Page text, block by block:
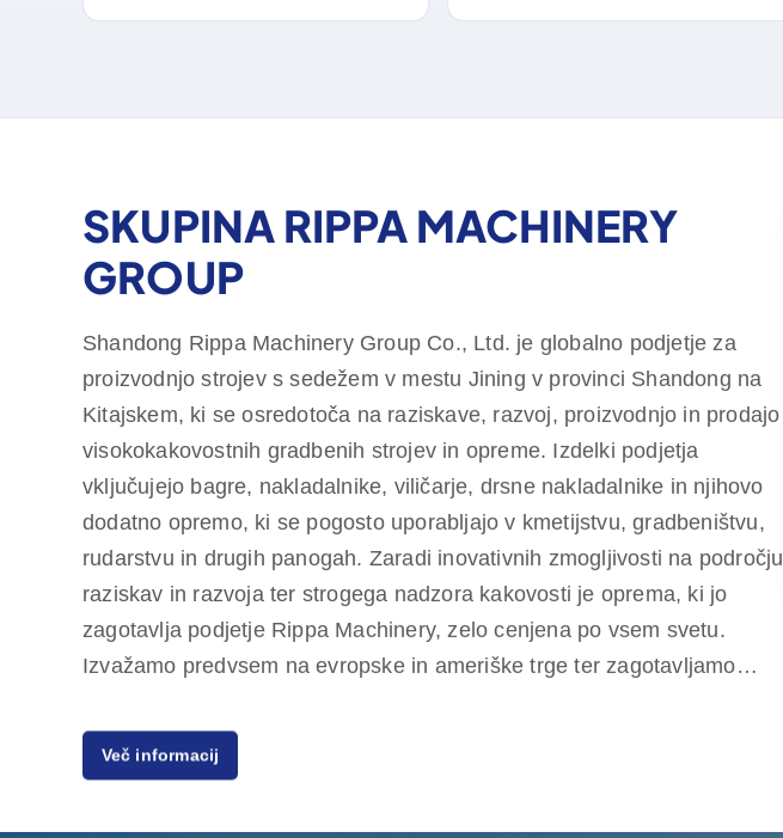
SKUPINA RIPPA MACHINERY
GROUP
Shandong Rippa Machinery Group Co., Ltd. je globalno podjetje za
proizvodnjo strojev s sedežem v mestu Jining v provinci Shandong na
Kitajskem, ki se osredotoča na raziskave, razvoj, proizvodnjo in prodajo
visokokakovostnih gradbenih strojev in opreme. Izdelki podjetja
vključujejo bagre, nakladalnike, viličarje, drsne nakladalnike in njihovo
dodatno opremo, ki se pogosto uporabljajo v kmetijstvu, gradbeništvu,
rudarstvu in drugih panogah. Zaradi inovativnih zmogljivosti na področju
raziskav in razvoja ter strogega nadzora kakovosti je oprema, ki jo
zagotavlja podjetje Rippa Machinery, zelo cenjena po vsem svetu.
Izvažamo predvsem na evropske in ameriške trge ter zagotavljamo
strank po stroškovno učinkovitih in visokokakovostnih izdelkih. Podjetje
Rippa ima tudi več zastopnikov po vsem svetu, ki zagotavljajo storitve
Več informacij